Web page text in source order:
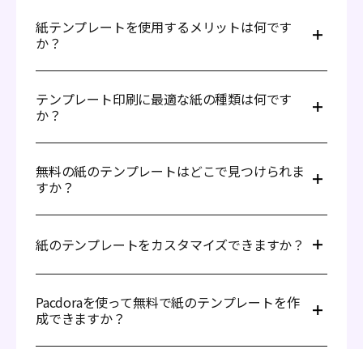
紙テンプレートを使用するメリットは何です
か？
保、構造化されたベースを提供することで創造性を向上さ
せること、そして整理整頓を改善することなど、いくつか
のメリットがあります。また、簡単にアクセスでき、特定
テンプレート印刷に最適な紙の種類は何です
か？
す。ほとんどのテンプレートには、耐久性と安定性を提供
するために、厚紙または80〜100gsm程度の厚い紙が理想
的です。より複雑なデザインの場合は、より重い紙や
無料の紙のテンプレートはどこで見つけられま
すか？
Pinterest、Etsyなどのさまざまなオンラインプラットフ
ォームで見つけることができます。これらのウェブサイト
に適したテンプレートが提供されています。必要に応じて
これらのテンプレートをダウンロードして印刷できます。
紙のテンプレートをカスタマイズできますか？
わせてカスタマイズできます。デザインソフトウェアを使
用して、色を変更したり、ロゴを追加したり、レイアウト
を変更したり、サイズを調整したりすることが可能です。
Pacdoraを使って無料で紙のテンプレートを作
成できますか？